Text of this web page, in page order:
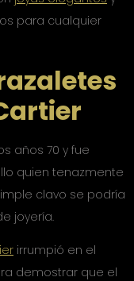
para cualquier
años 70 y fue
quien tenazmente
clavo se podría
joyería.
irrumpió en el
demostrar que el